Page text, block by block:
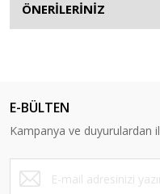
ÖNERİLERİNİZ
E-BÜLTEN
Kampanya ve duyurulardan